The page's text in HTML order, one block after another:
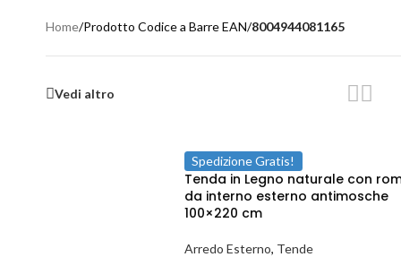
Home/Prodotto Codice a Barre EAN/8004944081165
Vedi altro
Spedizione Gratis!
Tenda in Legno naturale con
da interno esterno antimosche
100×220 cm
Arredo Esterno, Tende